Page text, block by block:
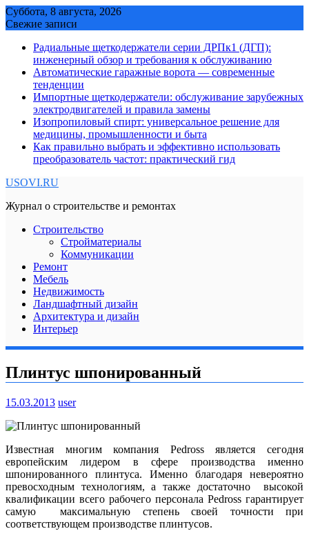
Skip
to
Суббота, 8 августа, 2026
Свежие записи
Радиальные щеткодержатели серии ДРПк1 (ДГП):
инженерный обзор и требования к обслуживанию
Автоматические гаражные ворота — современные
тенденции
Импортные щеткодержатели: обслуживание зарубежных
электродвигателей и правила замены
Изопропиловый спирт: универсальное решение для
медицины, промышленности и быта
Как правильно выбрать и эффективно использовать
преобразователь частот: практический гид
USOVI.RU
Журнал о строительстве и ремонтах
Строительство
Стройматериалы
Коммуникации
Ремонт
Мебель
Недвижимость
Ландшафтный дизайн
Архитектура и дизайн
Интерьер
Плинтус шпонированный
15.03.2013 user
Известная многим компания Pedross является сегодня
европейским лидером в сфере производства именно
шпонированного плинтуса. Именно благодаря невероятно
превосходным технологиям, а также достаточно высокой
квалификации всего рабочего персонала Pedross гарантирует
самую максимальную степень своей точности при
соответствующем производстве плинтусов.